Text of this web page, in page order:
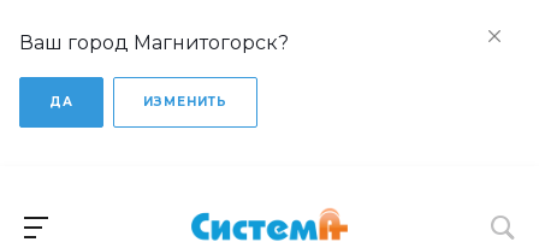
Ваш город Магнитогорск?
ДА ИЗМЕНИТЬ